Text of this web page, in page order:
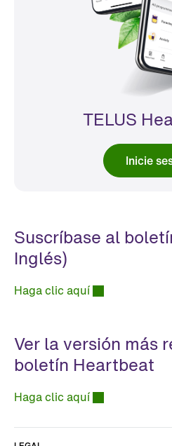
TELUS
Inicie
Suscríbase al
Inglés)
Haga clic aquí
Ver la versión más
boletín Heartbeat
Haga clic aquí